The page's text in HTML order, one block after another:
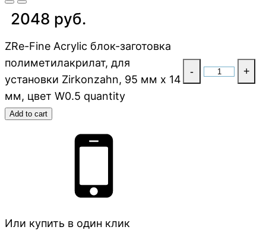
2048 руб.
ZRe-Fine Acrylic блок-заготовка
полиметилакрилат, для
установки Zirkonzahn, 95 мм x 14
мм, цвет W0.5 quantity
- +
Add to cart
Или купить в один клик